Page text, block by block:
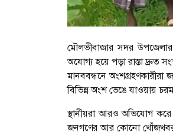
মৌলভীবাজার সদর
অযোগ্য হয়ে পড়া রাস্তা দ্রুত
মানববন্ধনে অংশগ্রহণকারীরা
বিভিন্ন অংশ ভেঙে যাওয়ায়
স্থানীয়রা আরও অভিযোগ
জনগণের আর কোনো খোঁজখবর